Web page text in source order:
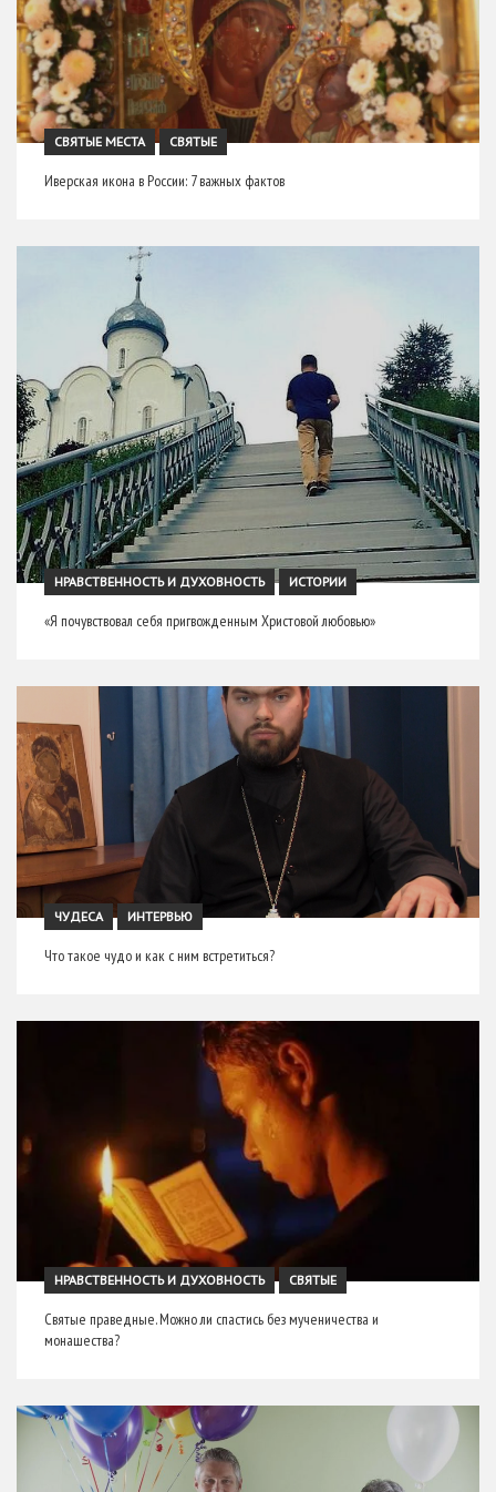
СВЯТЫЕ МЕСТА СВЯТЫЕ
Иверская икона в России: 7 важных фактов
НРАВСТВЕННОСТЬ И ДУХОВНОСТЬ ИСТОРИИ
«Я почувствовал себя пригвожденным Христовой любовью»
ЧУДЕСА ИНТЕРВЬЮ
Что такое чудо и как с ним встретиться?
НРАВСТВЕННОСТЬ И ДУХОВНОСТЬ СВЯТЫЕ
Святые праведные. Можно ли спастись без мученичества и
монашества?